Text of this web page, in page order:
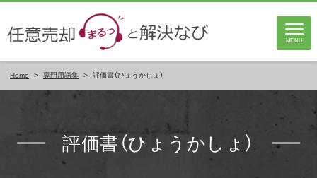
MENU
Home > 専門用語集 > 評価書（ひょうかしょ）
評価書（ひょうかしょ）